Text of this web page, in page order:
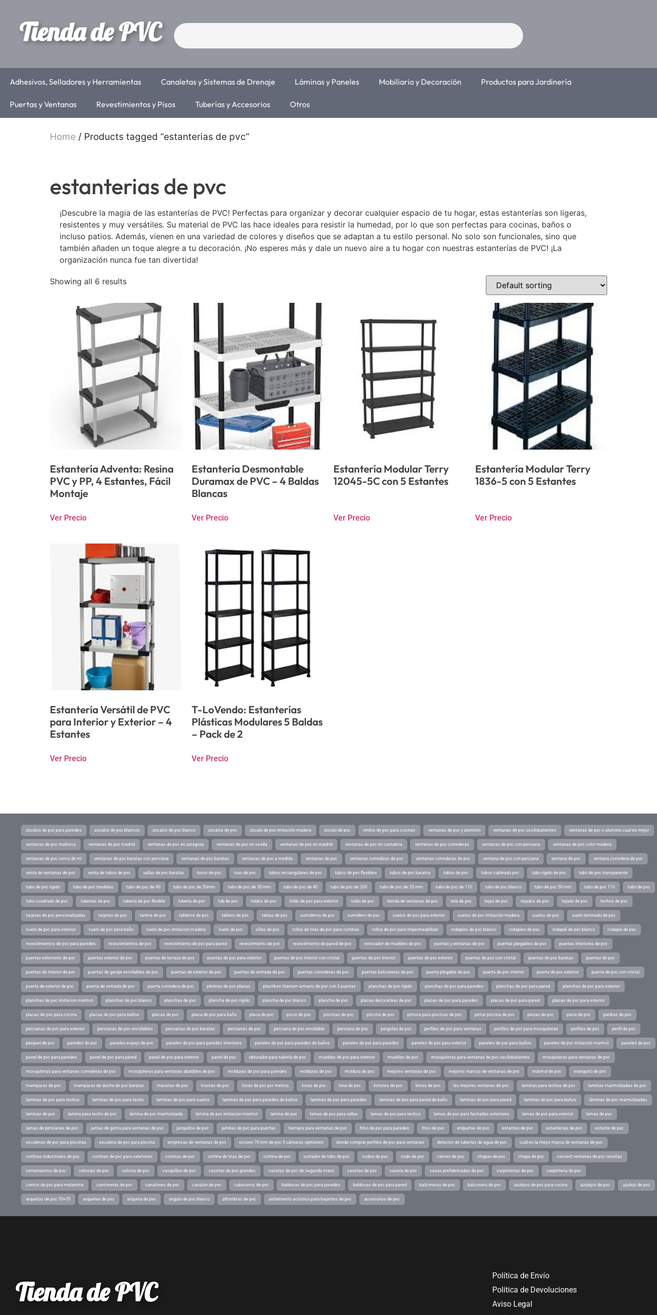
Tienda de PVC
Adhesivos, Selladores y Herramientas Canaletas y Sistemas de Drenaje Láminas y Paneles Mobiliario y Decoración Productos para Jardinería
Puertas y Ventanas Revestimientos y Pisos Tuberías y Accesorios Otros
Home / Products tagged “estanterias de pvc”
estanterias de pvc
¡Descubre la magia de las estanterías de PVC! Perfectas para organizar y decorar cualquier espacio de tu hogar, estas estanterías son ligeras,
resistentes y muy versátiles. Su material de PVC las hace ideales para resistir la humedad, por lo que son perfectas para cocinas, baños o
incluso patios. Además, vienen en una variedad de colores y diseños que se adaptan a tu estilo personal. No solo son funcionales, sino que
también añaden un toque alegre a tu decoración. ¡No esperes más y dale un nuevo aire a tu hogar con nuestras estanterías de PVC! ¡La
organización nunca fue tan divertida!
Showing all 6 results
Estantería Adventa: Resina
PVC y PP, 4 Estantes, Fácil
Montaje
Ver Precio
Estantería Desmontable
Duramax de PVC – 4 Baldas
Blancas
Ver Precio
Estantería Modular Terry
12045-5C con 5 Estantes
Ver Precio
Estantería Modular Terry
1836-5 con 5 Estantes
Ver Precio
Estantería Versátil de PVC
para Interior y Exterior – 4
Estantes
Ver Precio
T-LoVendo: Estanterías
Plásticas Modulares 5 Baldas
– Pack de 2
Ver Precio
zócalos de pvc para paredes zocalos de pvc blancos zocalos de pvc blanco zocalos de pvc zócalo de pvc imitación madera zocalo de pvc vinilos de pvc para cocinas ventanas de pvc y aluminio ventanas de pvc oscilobatientes ventanas de pvc o aluminio cual es mejor
ventanas de pvc mallorca ventanas de pvc madrid ventanas de pvc en zaragoza ventanas de pvc en sevilla ventanas de pvc en madrid ventanas de pvc en cantabria ventanas de pvc correderas ventanas de pvc con persiana ventanas de pvc color madera
ventanas de pvc cerca de mi ventanas de pvc baratas con persiana ventanas de pvc baratas ventanas de pvc a medida ventanas de pvc ventanas corredizas de pvc ventanas correderas de pvc ventana de pvc con persiana ventana de pvc ventana corredera de pvc
venta de ventanas de pvc venta de tubos de pvc vallas de pvc baratas tuvos de pvc tuvo de pvc tubos rectangulares de pvc tubos de pvc flexibles tubos de pvc baratos tubos de pvc tubos cableado pvc tubo rigido de pvc tubo de pvc transparente
tubo de pvc rigido tubo de pvc medidas tubo de pvc de 90 tubo de pvc de 50mm tubo de pvc de 50 mm tubo de pvc de 40 tubo de pvc de 200 tubo de pvc de 20 mm tubo de pvc de 110 tubo de pvc blanco tubo de pvc 50 mm tubo de pvc 110 tubo de pvc
tubo cuadrado de pvc tuberias de pvc tubería de pvc flexible tuberia de pvc tub de pvc toldos de pvc toldo de pvc para exterior toldo de pvc tienda de ventanas de pvc tela de pvc tejas de pvc tejados de pvc tejado de pvc techos de pvc
tarjetas de pvc personalizadas tarjetas de pvc tarima de pvc tableros de pvc tablero de pvc tablas de pvc sumideros de pvc sumidero de pvc suelos de pvc para exterior suelos de pvc imitación madera suelos de pvc suelo laminado de pvc
suelo de pvc para exterior suelo de pvc para baño suelo de pvc imitacion madera suelo de pvc sillas de pvc rollos de tiras de pvc para cortinas rollos de pvc para impermeabilizar rodapies de pvc blanco rodapies de pvc rodapié de pvc blanco rodapie de pvc
revestimientos de pvc para paredes revestimientos de pvc revestimiento de pvc para pared revestimiento de pvc revestimiento de pared de pvc renovador de muebles de pvc puertas y ventanas de pvc puertas plegables de pvc puertas interiores de pvc
puertas exteriores de pvc puertas exterior de pvc puertas de terraza de pvc puertas de pvc para exterior puertas de pvc interior con cristal puertas de pvc interior puertas de pvc exterior puertas de pvc con cristal puertas de pvc baratas puertas de pvc
puertas de interior de pvc puertas de garaje enrollables de pvc puertas de exterior de pvc puertas de entrada de pvc puertas correderas de pvc puertas balconeras de pvc puerta plegable de pvc puerta de pvc interior puerta de pvc exterior puerta de pvc con cristal
puerta de exterior de pvc puerta de entrada de pvc puerta corredera de pvc pletinas de pvc planas plastiken titanium armario de pvc con 3 puertas planchas de pvc rígido planchas de pvc para paredes planchas de pvc para pared planchas de pvc para exterior
planchas de pvc imitacion marmol planchas de pvc blanco planchas de pvc plancha de pvc rigido plancha de pvc blanco plancha de pvc placas decorativas de pvc placas de pvc para paredes placas de pvc para pared placas de pvc para exterior
placas de pvc para cocina placas de pvc para baños placas de pvc placa de pvc para baño placa de pvc pisos de pvc piscinas de pvc piscina de pvc pintura para piscinas de pvc pintar piscina de pvc piezas de pvc pieza de pvc piedras de pvc
persianas de pvc para exterior persianas de pvc enrollables persianas de pvc baratas persianas de pvc persiana de pvc enrollable persiana de pvc pergolas de pvc perfiles de pvc para ventanas perfiles de pvc para mosquiteras perfiles de pvc perfil de pvc
parquet de pvc paredes de pvc paneles espejo de pvc paneles de pvc para paredes interiores paneles de pvc para paredes de baños paneles de pvc para paredes paneles de pvc para exterior paneles de pvc para baños paneles de pvc imitacion marmol paneles de pvc
panel de pvc para paredes panel de pvc para pared panel de pvc para exterior panel de pvc obturador para tubería de pvc muebles de pvc para exterior muebles de pvc mosquiteras para ventanas de pvc oscilobatientes mosquiteras para ventanas de pvc
mosquiteras para ventanas correderas de pvc mosquiteras para ventanas abatibles de pvc molduras de pvc para paredes molduras de pvc moldura de pvc mejores ventanas de pvc mejores marcas de ventanas de pvc mármol de pvc manguito de pvc
mamparas de pvc mamparas de ducha de pvc baratas macetas de pvc losetas de pvc lonas de pvc por metros lonas de pvc lona de pvc listones de pvc letras de pvc las mejores ventanas de pvc laminas para techos de pvc laminas marmolizadas de pvc
laminas de pvc para techos laminas de pvc para techo laminas de pvc para suelos laminas de pvc para paredes de baños laminas de pvc para paredes laminas de pvc para pared de baño laminas de pvc para pared laminas de pvc para baños láminas de pvc marmolizadas
laminas de pvc lamina para techo de pvc lámina de pvc marmolizada lamina de pvc imitacion marmol lamina de pvc lamas de pvc para vallas lamas de pvc para techos lamas de pvc para fachadas exteriores lamas de pvc para exterior lamas de pvc
lamas de persianas de pvc juntas de goma para ventanas de pvc junquillos de pvc jambas de pvc para puertas herrajes para ventanas de pvc friso de pvc para paredes friso de pvc etiquetas de pvc estantes de pvc estanterias de pvc estante de pvc
escaleras de pvc para piscinas escalera de pvc para piscina empresas de ventanas de pvc ecoven 70 mm de pvc 5 cámaras opiniones donde comprar perfiles de pvc para ventanas detector de tuberías de agua de pvc cuál es la mejor marca de ventanas de pvc
cortinas industriales de pvc cortinas de pvc para exteriores cortinas de pvc cortina de tiras de pvc cortina de pvc cortador de tubo de pvc codos de pvc codo de pvc cierres de pvc chapas de pvc chapa de pvc cesvent ventanas de pvc reseñas
cerramientos de pvc celosias de pvc celosia de pvc casquillos de pvc casetas de pvc grandes casetas de pvc de segunda mano casetas de pvc caseta de pvc casas prefabricadas de pvc carpinterias de pvc carpinteria de pvc
cantos de pvc para melamina cantoneras de pvc canalones de pvc canalon de pvc cabeceros de pvc baldosas de pvc para paredes baldosas de pvc para pared balconeras de pvc balconera de pvc azulejos de pvc para cocina azulejos de pvc azulejo de pvc
arquetas de pvc 70×70 arquetas de pvc arqueta de pvc angulo de pvc blanco alfombras de pvc aislamiento acústico para bajantes de pvc accesorios de pvc
Tienda de PVC
Política de Envío
Política de Devoluciones
Aviso Legal